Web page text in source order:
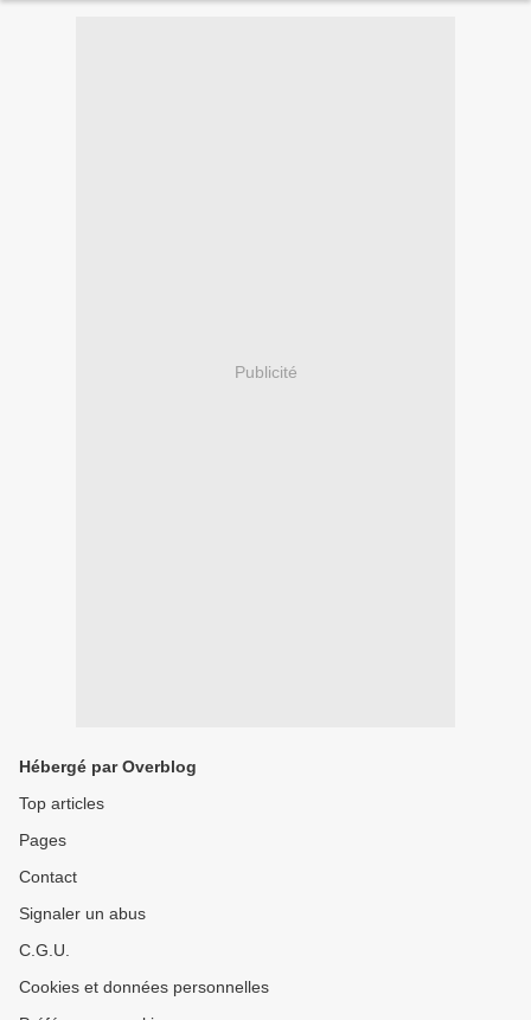
Publicité
Hébergé par Overblog
Top articles
Pages
Contact
Signaler un abus
C.G.U.
Cookies et données personnelles